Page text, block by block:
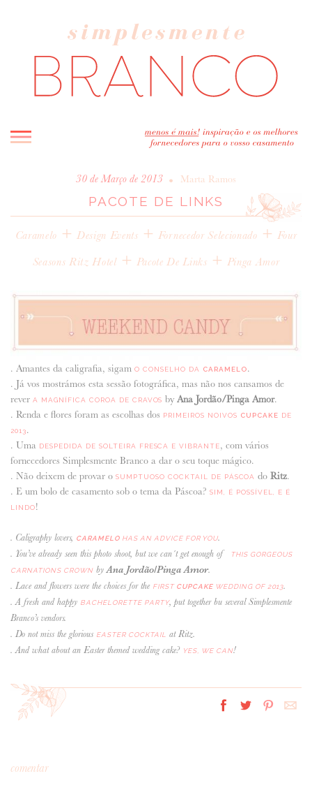
INICIO
BLOG
REAL WEDDINGS & EDITORIAIS
30 de Março de 2013 • Marta Ramos
PACOTE DE LINKS
Caramelo +Design Events + Fornecedor Selecionado + Four
Seasons Ritz Hotel+ Pacote De Links + Pinga Amor
. Amantes da caligrafia, sigam O CONSELHO DA CARAMELO.
. Já vos mostrámos esta sessão fotográfica, mas não nos cansamos de
rever A MAGNÍFICA COROA DE CRAVOS by Ana Jordão/Pinga Amor.
. Renda e flores foram as escolhas dos PRIMEIROS NOIVOS CUPCAKE DE
2013.
. Uma
DESPEDIDA DE SOLTEIRA FRESCA E VIBRANTE, com vários
fornecedores Simplesmente Branco a dar o seu toque mágico.
. Não deixem de provar o SUMPTUOSO COCKTAIL DE PÁSCOA doRitz.
. E um bolo de casamento sob o tema da Páscoa? SIM, É POSSÍVEL, E É
LINDO!
. Caligraphy lovers, CARAMELOHAS AN ADVICE FOR YOU.
. You’ve already seen this photo shoot, but we can´t get enough of
THIS GORGEOUS
CARNATIONS CROWNby Ana Jordão/Pinga Amor.
. Lace and flowers were the choices for the FIRST CUPCAKEWEDDING OF 2013.
. A fresh and happy BACHELORETTE PARTY, put together bu several Simplesmente
Branco’s vendors.
. Do not miss the glorious EASTER COCKTAIL
at Ritz.
. And what about an Easter themed wedding cake? YES, WE CAN!
comentar